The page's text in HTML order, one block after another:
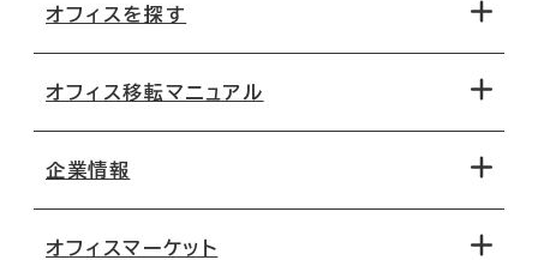
オフィスを探す
地図から探す
路線・駅から探す
オフィス移転マニュアル
移転コストシミュレーション
企業情報
オフィスマーケット